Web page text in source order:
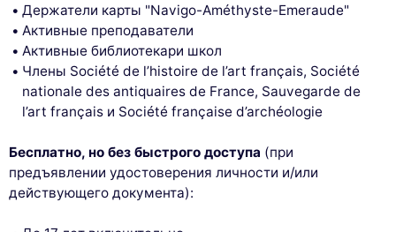
Держатели карты "Navigo-Améthyste-Emeraude"
Активные преподаватели
Активные библиотекари школ
Члены Société de l’histoire de l’art français, Société
nationale des antiquaires de France, Sauvegarde de
l’art français и Société française d’archéologie
Бесплатно, но без быстрого доступа (при
предъявлении удостоверения личности и/или
действующего документа):